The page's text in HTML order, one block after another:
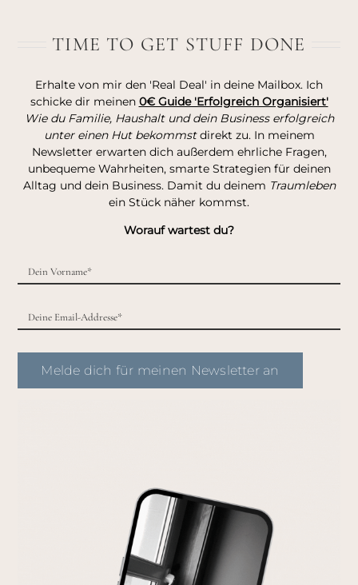
TIME TO GET STUFF DONE
Erhalte von mir den 'Real Deal' in deine Mailbox. Ich
schicke dir meinen 0€ Guide 'Erfolgreich Organisiert'
Wie du Familie, Haushalt und dein Business erfolgreich
unter einen Hut bekommstdirekt zu. In meinem
Newsletter erwarten dich außerdem ehrliche Fragen,
unbequeme Wahrheiten, smarte Strategien für deinen
Alltag und dein Business. Damit du deinem Traumleben
ein Stück näher kommst.
Worauf wartest du?
Melde dich für meinen Newsletter an